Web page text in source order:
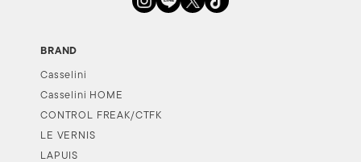
BRAND
Casselini
Casselini HOME
CONTROL FREAK/CTFK
LE VERNIS
LAPUIS